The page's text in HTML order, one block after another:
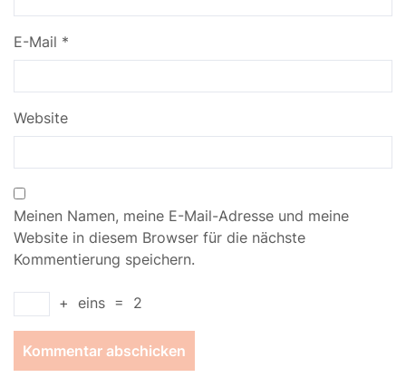
E-Mail *
Website
Meinen Namen, meine E-Mail-Adresse und meine
Website in diesem Browser für die nächste
Kommentierung speichern.
+ eins = 2